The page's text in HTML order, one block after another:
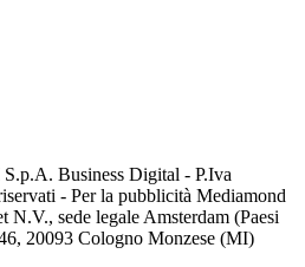
Business Digital - P.Iva
- Per la pubblicità Mediamond
sede legale Amsterdam (Paesi
20093 Cologno Monzese (MI)